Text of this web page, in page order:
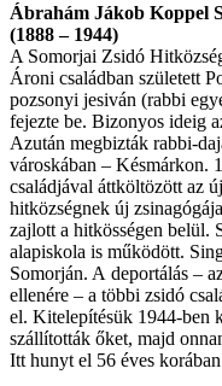
Ábrahám Jákob Koppel
(1888 – 1944)
A Somorjai Zsidó
Ároni családban született
pozsonyi jesiván (rabbi
fejezte be. Bizonyos ideig
Azután megbizták rabbi-
városkában – Késmárkon.
családjával áttköltözött az
hitközségnek új
zajlott a hitkösségen belül.
alapiskola is működött.
Somorján. A deportálás –
ellenére – a többi zsidó
el. Kitelepítésük 1944-ben
szállították őket, majd
Itt hunyt el 56 éves